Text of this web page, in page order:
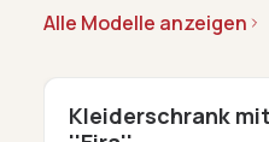
Alle Modelle anzeigen
Kleiderschrank